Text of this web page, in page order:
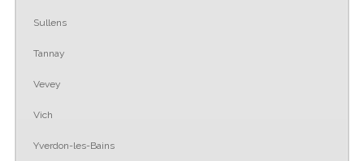
Sullens
Tannay
Vevey
Vich
Yverdon-les-Bains